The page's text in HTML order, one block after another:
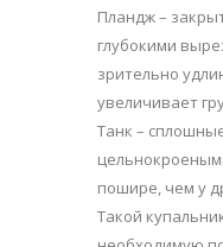
Пландж –
глубокими
зрительно
увеличивает
Танк –
пошире, чем у
Такой